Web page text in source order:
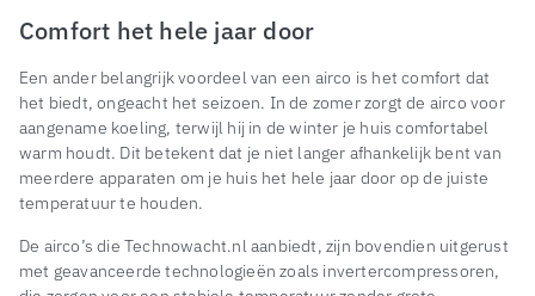
Comfort het hele jaar door
Een ander belangrijk voordeel van een airco is het comfort dat
het biedt, ongeacht het seizoen. In de zomer zorgt de airco voor
aangename koeling, terwijl hij in de winter je huis comfortabel
warm houdt. Dit betekent dat je niet langer afhankelijk bent van
meerdere apparaten om je huis het hele jaar door op de juiste
temperatuur te houden.
De airco’s die Technowacht.nl aanbiedt, zijn bovendien uitgerust
met geavanceerde technologieën zoals invertercompressoren,